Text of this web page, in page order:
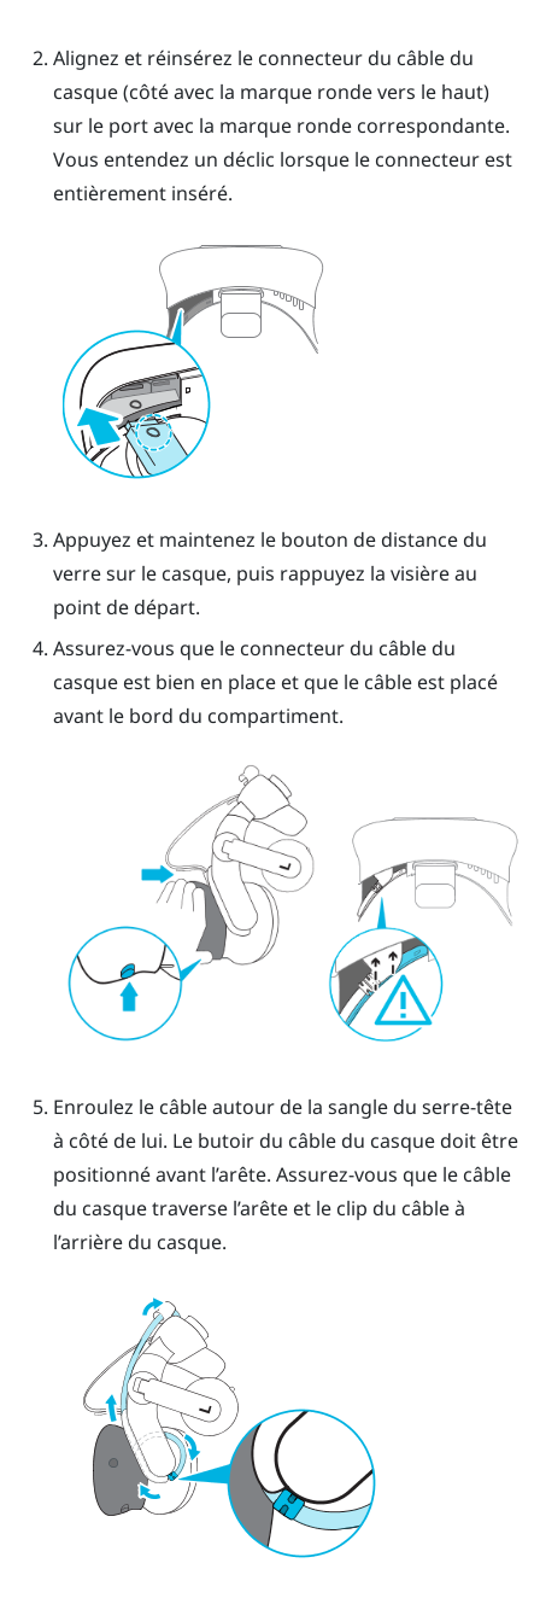
Alignez et réinsérez le connecteur du câble du
casque (côté avec la marque ronde vers le haut)
sur le port avec la marque ronde correspondante.
Vous entendez un déclic lorsque le connecteur est
entièrement inséré.
Appuyez et maintenez le bouton de distance du
verre sur le casque, puis rappuyez la visière au
point de départ.
Assurez-vous que le connecteur du câble du
casque est bien en place et que le câble est placé
avant le bord du compartiment.
Enroulez le câble autour de la sangle du serre-tête
à côté de lui. Le butoir du câble du casque doit être
positionné avant l’arête. Assurez-vous que le câble
du casque traverse l’arête et le clip du câble à
l’arrière du casque.